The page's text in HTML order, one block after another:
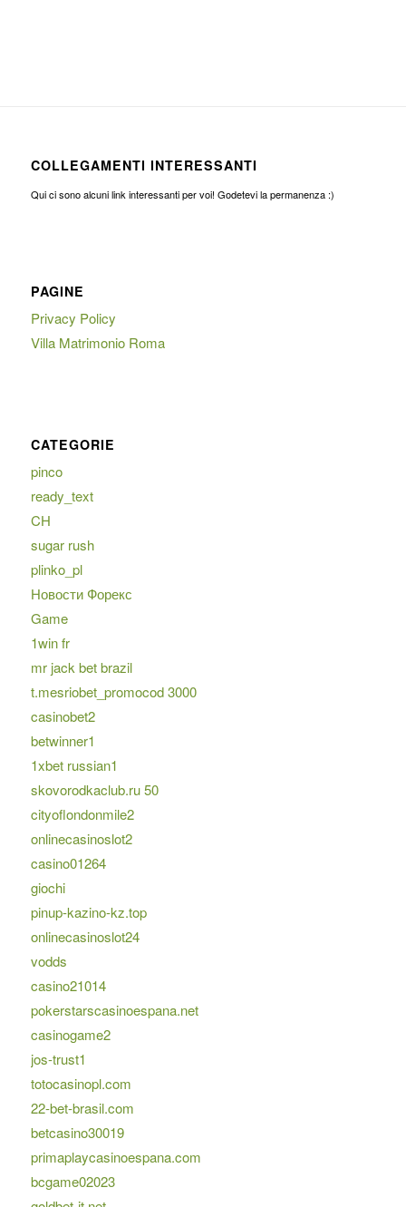
COLLEGAMENTI INTERESSANTI
Qui ci sono alcuni link interessanti per voi! Godetevi la permanenza :)
PAGINE
Privacy Policy
Villa Matrimonio Roma
CATEGORIE
pinco
ready_text
CH
sugar rush
plinko_pl
Новости Форекс
Game
1win fr
mr jack bet brazil
t.mesriobet_promocod 3000
casinobet2
betwinner1
1xbet russian1
skovorodkaclub.ru 50
cityoflondonmile2
onlinecasinoslot2
casino01264
giochi
pinup-kazino-kz.top
onlinecasinoslot24
vodds
casino21014
pokerstarscasinoespana.net
casinogame2
jos-trust1
totocasinopl.com
22-bet-brasil.com
betcasino30019
primaplaycasinoespana.com
bcgame02023